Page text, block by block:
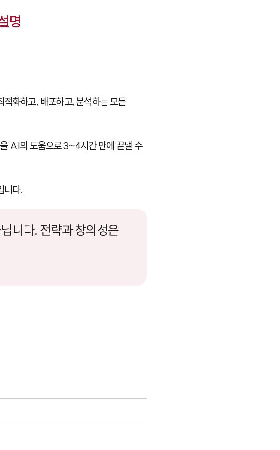
명
화하고, 배포하고, 분석하는 모든
AI의 도움으로 3~4시간 만에 끝낼 수
니다.
니다. 전략과 창의성은